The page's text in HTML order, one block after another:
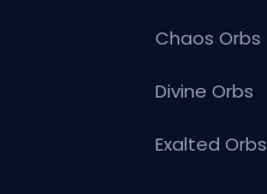
Chaos Orbs
Divine Orbs
Exalted Orbs